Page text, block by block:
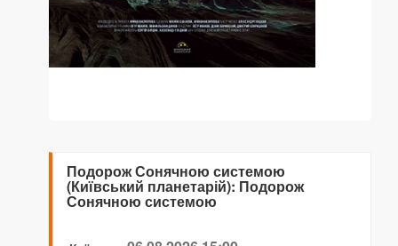
Подорож Сонячною системою
(Київський планетарій): Подорож
Сонячною системою